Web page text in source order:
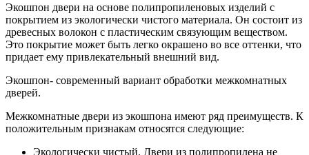
Экошпон двери на основе полипропиленовых изделий с
покрытием из экологически чистого материала. Он состоит из
древесных волокон с пластическим связующим веществом.
Это покрытие может быть легко окрашено во все оттенки, что
придает ему привлекательный внешний вид.
Экошпон- современный вариант обработки межкомнатных
дверей.
Межкомнатные двери из экошпона имеют ряд преимуществ. К
положительным признакам относятся следующие:
Экологически чистый. Двери из полипропилена не